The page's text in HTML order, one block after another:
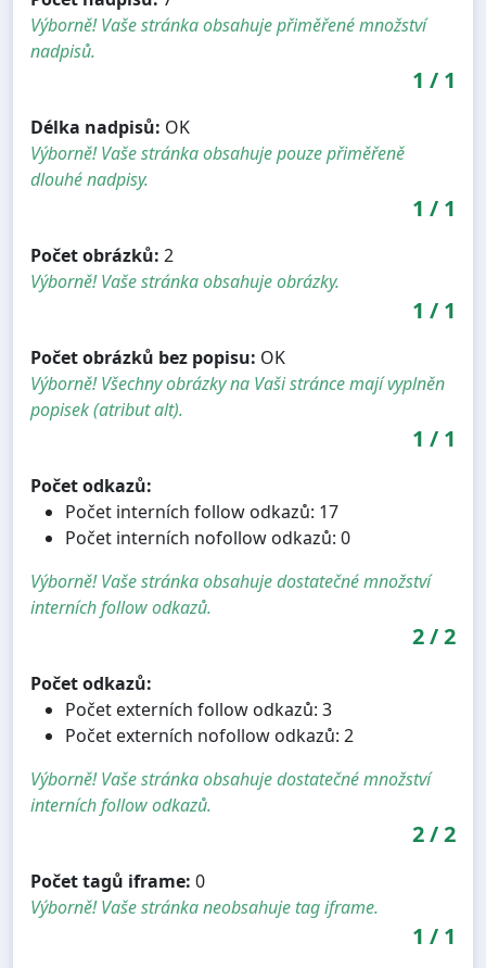
Výborně! Vaše stránka obsahuje přiměřené množství
nadpisů.
1 / 1
Délka nadpisů: OK
Výborně! Vaše stránka obsahuje pouze přiměřeně
dlouhé nadpisy.
1 / 1
Počet obrázků: 2
Výborně! Vaše stránka obsahuje obrázky.
1 / 1
Počet obrázků bez popisu: OK
Výborně! Všechny obrázky na Vaši stránce mají vyplněn
popisek (atribut alt).
1 / 1
Počet odkazů:
Počet interních follow odkazů: 17
Počet interních nofollow odkazů: 0
Výborně! Vaše stránka obsahuje dostatečné množství
interních follow odkazů.
2/2
Počet odkazů:
Počet externích follow odkazů: 3
Počet externích nofollow odkazů: 2
Výborně! Vaše stránka obsahuje dostatečné množství
interních follow odkazů.
2/2
Počet tagů iframe: 0
Výborně! Vaše stránka neobsahuje tag iframe.
1 / 1